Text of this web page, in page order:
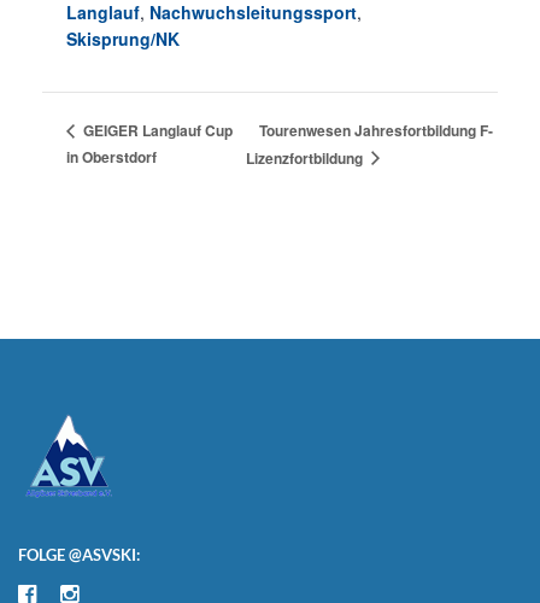
Langlauf, Nachwuchsleitungssport,
Skisprung/NK
GEIGER Langlauf Cup
in Oberstdorf
Tourenwesen Jahresfortbildung F-
Lizenzfortbildung
FOLGE @ASVSKI: